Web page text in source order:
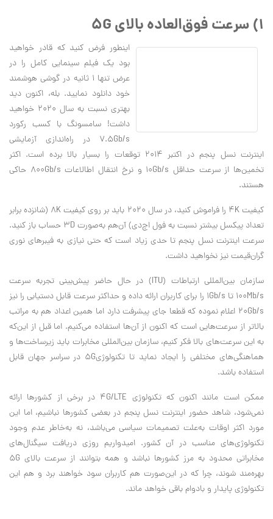
1) سرعت فوق‌العاده بالای 5G
اینطور فرض کنید که قادر خواهید
بود یک فیلم سینمایی کامل را در
عرض تنها 1 ثانیه در گوشی هوشمند
خود دانلود نمایید. بله، اکنون دید
بهتری نسبت به سال 2020 خواهید
داشت! سامسونگ با کسب رکورد
7.5Gb/s در راه‌اندازی آزمایشی
اینترنت نسل پنجم در اکتبر 2014 توقعات را بسیار بالا برده است. اکثر
تخمین‌ها از سرعت حداقل 10Gb/s و نرخ انتقال اطالاعات 800Gb/s حاکی
هستند.
کیفیت 4K را فراموش کنید، در سال 2020 باید بر روی کیفیت 8K (شانزده برابر
تعداد پیکسل بیشتر نسبت به فول اچ‌دی) آن‌هم به‌صورت 3D حساب باز کنید.
سرعت اینترنت نسل پنجم تا حدی زیاد است که حتی نیازی به فیبرهای نوری
گران‌قیمت نیز نخواهید داشت.
سازمان بین‌المللی ارتباطات (ITU) در حال حاضر پیش‌بینی تجربه سرعت
100Mb/s تا 1Gb/s را برای کاربران ارائه داده و حداکثر سرعت قابل دستیابی را نیز
20Gb/s اعلام نموده که قطعا جای پیشرفت دارد اما همین اعداد هم به مراتب
بالاتر از سرعت‌هایی است که اکنون از آن‌ها استفاده می‌کنیم. اما قبل از این‌که
به این سرعت‌های بالا فکر کنیم، سازمان بین‌المللی مخابرات باید زیرساخت‌ها و
هماهنگی‌های مختلفی را ایجاد نماید تا تکنولوژی5G در سراسر جهان قابل
استفاده باشد.
ممکن است مانند اکنون که تکنولوژی 4G/LTE در برخی از کشورها ارائه
نمی‌شود، شاهد حضور اینترنت نسل پنجم در بعضی کشورها نباشیم، اما این
مورد اکثر اوقات به‌علت تصمیمات سیاسی می‌باشد، نه به‌خاطر عدم وجود
تکنولوژی‌های مناسب در آن کشور. امیدواریم روزی دریافت سیگنال‌های
مخابراتی محدود به مرز کشورها نباشد و همه بتوانند از سرعت بالای 5G
بهره‌مند شوند، چرا که در این‌صورت هم کاربران سود خواهند برد و هم این
تکنولوژی پایدار و بادوام باقی خواهد ماند.